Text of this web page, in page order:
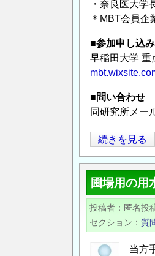
・奈良医大
＊MBT会員企
■参加申し込
早稲田大学 重
■問い合わせ
同研究所メー
11
月
14
日
（月）
学
を
続きを見る
圃場用の用
投稿者 匿名投
セクション
質
当方